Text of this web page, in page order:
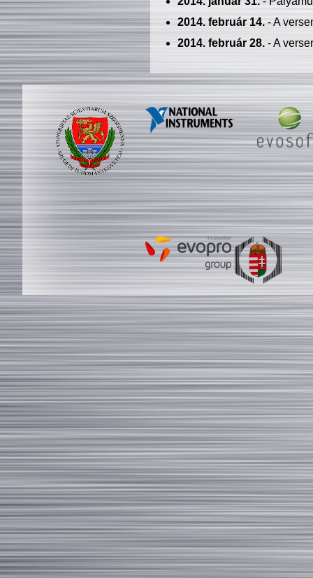
2014. február 14.- A
2014. február 28.- A